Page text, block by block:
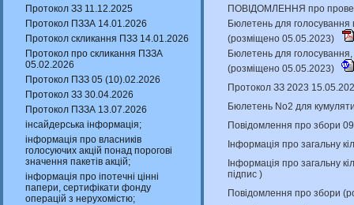
Протокол ЗЗ 11.12.2025
Протокол ПЗЗА 14.01.2026
Протокол скликання ПЗЗ 14.01.2026
Протокол про скликання ПЗЗА
05.02.2026
Протокол ПЗЗ 05 (10).02.2026
Протокол ЗЗ 30.04.2026
Протокол ПЗЗА 13.07.2026
інсайдерська інформація;
інформація про власників
голосуючих акцій понад порогові
значення пакетів акцій;
інформація про іпотечні цінні
папери, сертифікати фонду
операцій з нерухомістю;
ПОВІДОМЛЕННЯ про
Бюлетень для голосування
(розміщено 05.05.2023)
Бюлетень для
(розміщено 05.05.2023)
Протокол ЗЗ 2023
Бюлетень No2 для
Повідомлення про збори
Інформація про загальну
Інформація про загальну
підпис )
Повідомлення про збори